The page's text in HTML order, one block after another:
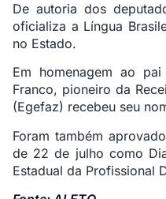
De autoria dos
oficializa a Língua
no Estado.
Em homenagem ao
Franco, pioneiro da
(Egefaz) recebeu seu
Foram também
de 22 de julho como
Estadual da Profissional